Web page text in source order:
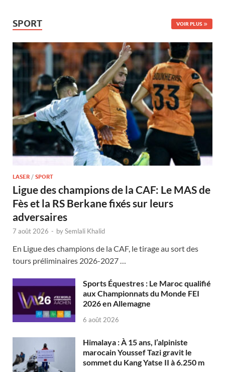
SPORT VOIR PLUS
LASER / SPORT
Ligue des champions de la CAF: Le MAS de
Fès et la RS Berkane fixés sur leurs
adversaires
7 août 2026 - bySemlali Khalid
En Ligue des champions de la CAF, le tirage au sort des
tours préliminaires 2026-2027 …
Sports Équestres : Le Maroc qualifié
aux Championnats du Monde FEI
2026 en Allemagne
6 août 2026
Himalaya : À 15 ans, l’alpiniste
marocain Youssef Tazi gravit le
sommet du Kang Yatse II à 6.250 m